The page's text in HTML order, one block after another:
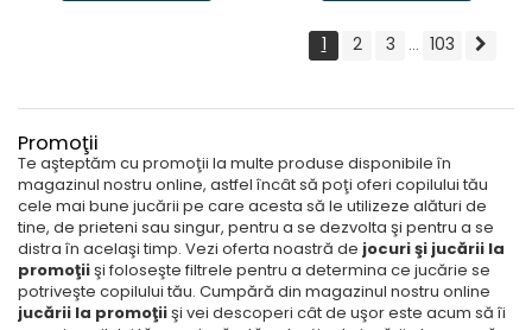
1 2 3 ... 103
Promoţii
Te aşteptăm cu promoţii la multe produse disponibile în
magazinul nostru online, astfel încât să poţi oferi copilului tău
cele mai bune jucării pe care acesta să le utilizeze alături de
tine, de prieteni sau singur, pentru a se dezvolta şi pentru a se
distra în acelaşi timp. Vezi oferta noastră de jocuri şi jucării la
promoţiişi foloseşte filtrele pentru a determina ce jucărie se
potriveşte copilului tău. Cumpără din magazinul nostru online
jucării la promoţiişi vei descoperi cât de uşor este acum să îi